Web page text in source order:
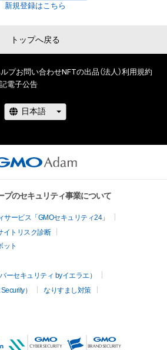
らどのレースクイーンが栄冠を掴むので
しました。
ィリゾートもてぎで開催されるスー
投票を実施。そして、11月16日よりフ
ナルステージに進出します。
ジで開催するAdam byGMO日本レー
行います。
の人気No.1レースクイーンはどのレー
か？　アナタの1票をお待ちしていま
新規登録はこちら
トップへ戻る
プお問い合わせNFTの出品（法人）利用規約
電子公告
プのセキュリティ事業について
ービス「GMOセキュリティ24」
イトリスク診断
ット
ーセキュリティ byイエラエ）
）
なりすまし対策